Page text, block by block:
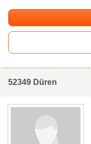
52349 Düren